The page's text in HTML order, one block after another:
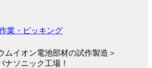
業・ピッキング
ムイオン電池部材の試作製造＞
ナソニック工場！